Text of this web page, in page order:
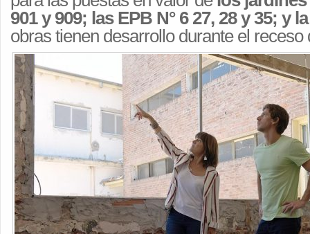
901 y 909; las EPB N° 6 27, 28 y 35; y
obras tienen desarrollo durante el receso